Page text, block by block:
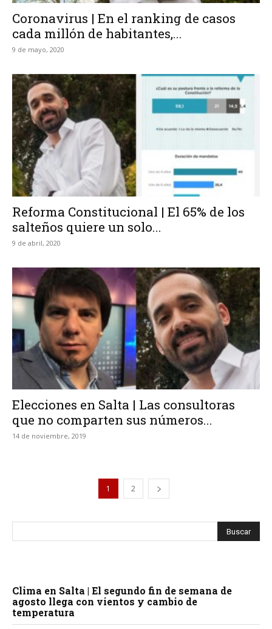
Coronavirus | En el ranking de casos
cada millón de habitantes,...
9 de mayo, 2020
Reforma Constitucional | El 65% de los
salteños quiere un solo...
9 de abril, 2020
Elecciones en Salta | Las consultoras
que no comparten sus números...
14 de noviembre, 2019
1 2
Clima en Salta | El segundo fin de semana de
agosto llega con vientos y cambio de
temperatura